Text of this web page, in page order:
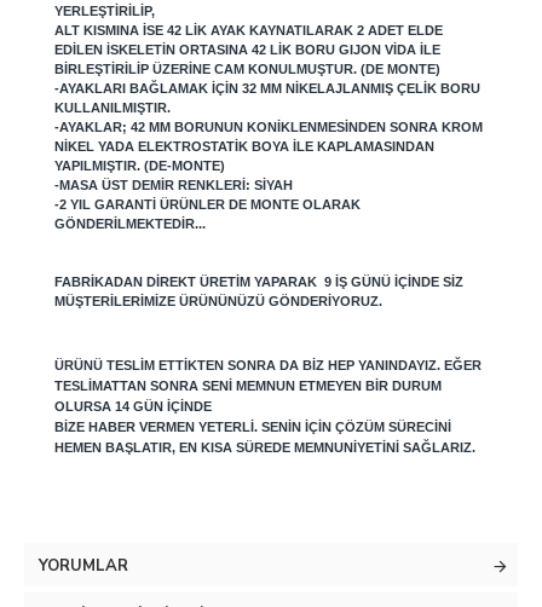
YERLEŞTIRILIP,
ALT KISMINA ISE 42 LIK AYAK KAYNATILARAK 2 ADET ELDE
EDILEN ISKELETIN ORTASINA 42 LIK BORU GIJON VIDA ILE
BIRLEŞTIRILIP ÜZERINE CAM KONULMUŞTUR. (DE MONTE)
-AYAKLARI BAĞLAMAK IÇIN 32 MM NIKELAJLANMIŞ ÇELIK BORU
KULLANILMIŞTIR.
-AYAKLAR; 42 MM BORUNUN KONIKLENMESINDEN SONRA KROM
NIKEL YADA ELEKTROSTATIK BOYA ILE KAPLAMASINDAN
YAPILMIŞTIR. (DE-MONTE)
-MASA ÜST DEMIR RENKLERI: SIYAH
-2 YIL GARANTI ÜRÜNLER DE MONTE OLARAK
GÖNDERILMEKTEDIR...
FABRIKADAN DIREKT ÜRETIM YAPARAK 9 IŞ GÜNÜ IÇINDE SIZ
MÜŞTERILERIMIZE ÜRÜNÜNÜZÜ GÖNDERIYORUZ.
ÜRÜNÜ TESLIM ETTIKTEN SONRA DA BIZ HEP YANINDAYIZ. EĞER
TESLIMATTAN SONRA SENI MEMNUN ETMEYEN BIR DURUM
OLURSA 14 GÜN IÇINDE
BIZE HABER VERMEN YETERLI. SENIN IÇIN ÇÖZÜM SÜRECINI
HEMEN BAŞLATIR, EN KISA SÜREDE MEMNUNIYETINI SAĞLARIZ.
YORUMLAR